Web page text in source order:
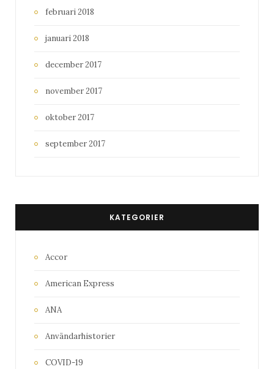
februari 2018
januari 2018
december 2017
november 2017
oktober 2017
september 2017
KATEGORIER
Accor
American Express
ANA
Användarhistorier
COVID-19